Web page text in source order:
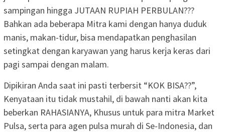
sampingan hingga JUTAAN RUPIAH PERBULAN???
Bahkan ada beberapa Mitra kami dengan hanya duduk
manis, makan-tidur, bisa mendapatkan penghasilan
setingkat dengan karyawan yang harus kerja keras dari
pagi sampai dengan malam.
Dipikiran Anda saat ini pasti terbersit “KOK BISA??”,
Kenyataan itu tidak mustahil, di bawah nanti akan kita
beberkan RAHASIANYA, Khusus untuk para mitra Market
Pulsa, serta para agen pulsa murah di Se-Indonesia, dan